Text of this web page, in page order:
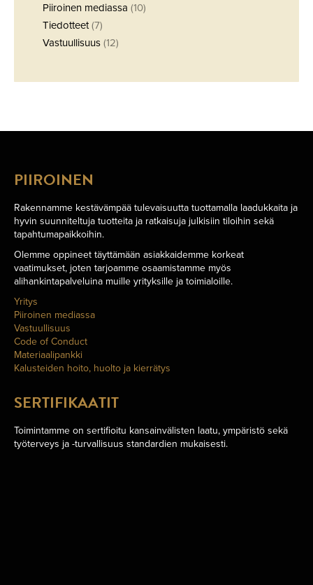
Piiroinen mediassa (10)
Tiedotteet(7)
Vastuullisuus (12)
PIIROINEN
Rakennamme kestävämpää tulevaisuutta tuottamalla laadukkaita ja
hyvin suunniteltuja tuotteita ja ratkaisuja julkisiin tiloihin sekä
tapahtumapaikkoihin.
Olemme oppineet täyttämään asiakkaidemme korkeat
vaatimukset, joten tarjoamme osaamistamme myös
alihankintapalveluina muille yrityksille ja toimialoille.
Yritys
Piiroinen mediassa
Vastuullisuus
Code of Conduct
Materiaalipankki
Kalusteiden hoito, huolto ja kierrätys
SERTIFIKAATIT
Toimintamme on sertifioitu kansainvälisten laatu, ympäristö sekä
työterveys ja -turvallisuus standardien mukaisesti.